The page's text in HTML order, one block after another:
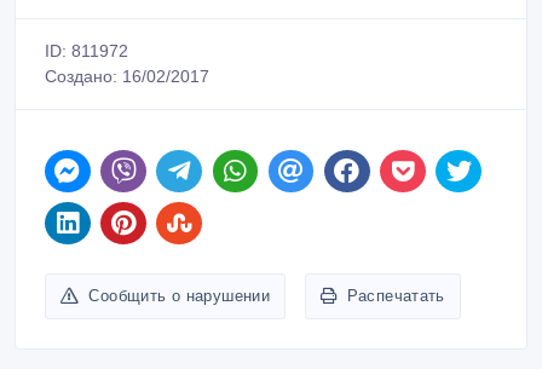
ID: 811972
Создано: 16/02/2017
Сообщить о нарушении Распечатать